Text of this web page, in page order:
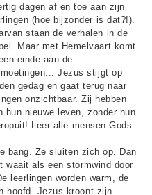
dagen af en toe aan zijn
(hoe bijzonder is dat?!).
staan de verhalen in de
Maar met Hemelvaart komt
einde aan de
Jezus stijgt op
gedag en gaat terug naar
onzichtbaar. Zij hebben
hun nieuwe leven, zonder hun
Leer alle mensen Gods
bang. Ze sluiten zich op. Dan
waait als een stormwind door
leerlingen worden warm, de
hoofd. Jezus kroont zijn